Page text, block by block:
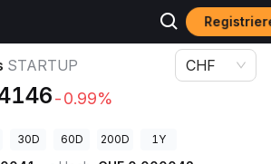
STARTUP
-0.99%
CHF
30D 60D 200D 1Y